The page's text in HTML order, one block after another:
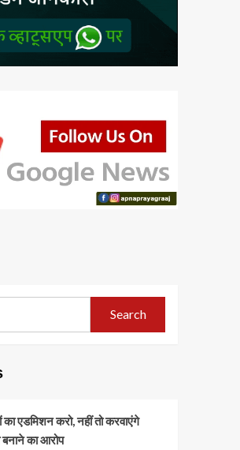
Search
का एडमिशन करो, नहीं तो करवाएंगे
का आरोप